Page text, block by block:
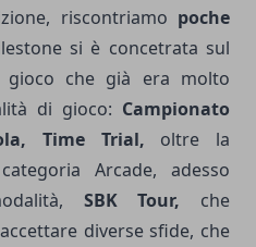
riscontriamo poche
si è concetrata sul
gioco che già era molto
di gioco: Campionato
Time Trial, oltre la
Arcade, adesso
SBK Tour, che
diverse sfide, che